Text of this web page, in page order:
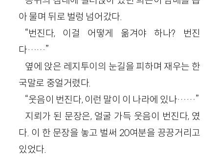
아 물며 뒤로 벌렁 넘어갔다.
“번진다, 이걸 어떻게 옮겨야 하나? 번진
다……”
옆에 앉은 레지투이의 눈길을 피하며 재우는 한
국말로 중얼거렸다.
“웃음이 번진다, 이런 말이 이 나라에 있나……”
지뢰가 된 문장은, 얼굴 가득 웃음이 번진다, 였
다. 이 한 문장을 놓고 벌써 20여분을 끙끙거리고
있었다.